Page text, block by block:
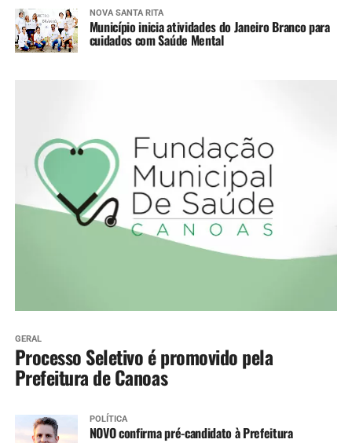
NOVA SANTA RITA
Município inicia atividades do Janeiro Branco para
cuidados com Saúde Mental
GERAL
Processo Seletivo é promovido pela
Prefeitura de Canoas
POLÍTICA
NOVO confirma pré-candidato à Prefeitura